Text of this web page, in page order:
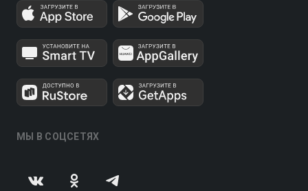
МЫ В СОЦСЕТЯХ